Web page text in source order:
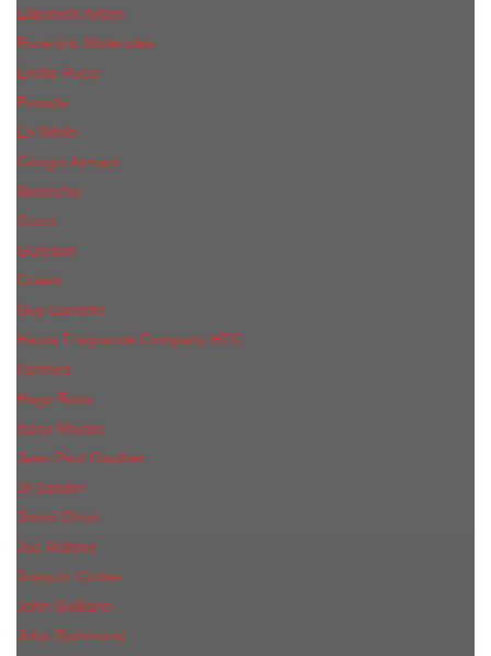
Elizabeth Arden
Escentric Molecules
Emilio Pucci
Escada
Ex Nihilo
Giorgio Armani
Givenchy
Gucci
Guerlain
Guess
Guy Laroche
Haute Fragrance Company HFC
Hermes
Hugo Boss
Issey Miyake
Jean Paul Gaultier
Jil Sander
Jimmi Choo
Jое Malоnе
Joaquin Cortes
John Galliano
John Richmond